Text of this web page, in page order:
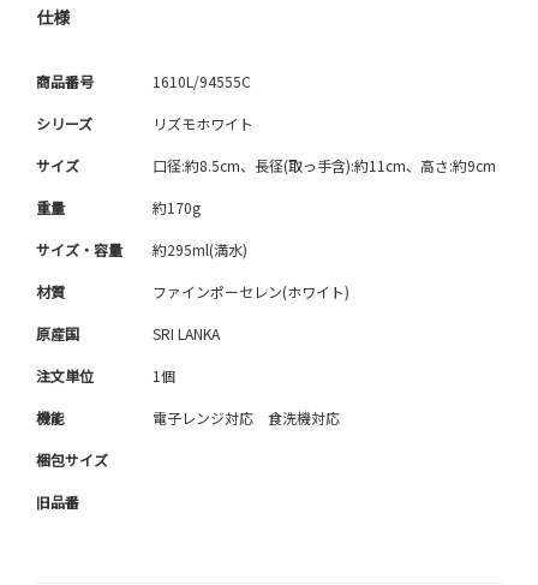
仕様
商品番号 1610L/94555C
シリーズ リズモホワイト
サイズ 口径:約8.5cm、長径(取っ手含):約11cm、高さ:約9cm
重量 約170g
サイズ・容量 約295ml(満水)
材質 ファインポーセレン(ホワイト)
原産国 SRI LANKA
注文単位 1個
機能 電子レンジ対応 食洗機対応
梱包サイズ
旧品番